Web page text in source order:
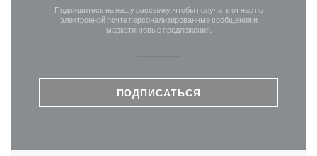
Подпишитесь на нашу рассылку, чтобы получать от нас по
электронной почте персонализированные сообщения и
маркетинговые предложения.
ПОДПИСАТЬСЯ